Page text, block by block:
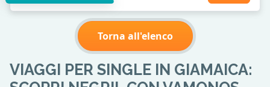
Torna all'elenco
VIAGGI PER SINGLE IN GIAMAICA: